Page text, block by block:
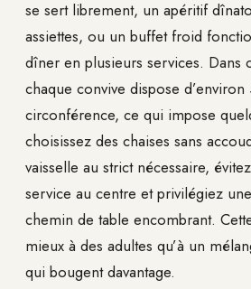
se sert librement, un apéritif
assiettes, ou un buffet froid
dîner en plusieurs services. Dans
chaque convive dispose
circonférence, ce qui impose
choisissez des chaises sans
vaisselle au strict nécessaire,
service au centre et privilégiez
chemin de table encombrant.
mieux à des adultes qu’à un
qui bougent davantage.